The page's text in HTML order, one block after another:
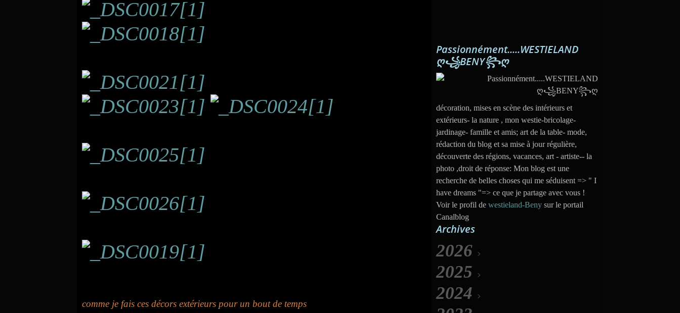
comme je fais ces décors extérieurs pour un bout de temps
Passionnément.....WESTIELAND
ღ꧁BENY꧂ღ
décoration, mises en scène des intérieurs et
extérieurs- la nature , mon westie-bricolage-
jardinage- famille et amis; art de la table- mode,
rédaction du blog et sa mise à jour régulière,
découverte des régions, vacances, art - artiste-- la
photo ,droit de réponse: Mon blog est une
recherche de belles choses qui me séduisent => " I
have dreams "=> ce que je partage avec vous !
Voir le profil de westieland-Beny sur le portail
Canalblog
Archives
2026
Août
Juillet
2025
Décembre
2024